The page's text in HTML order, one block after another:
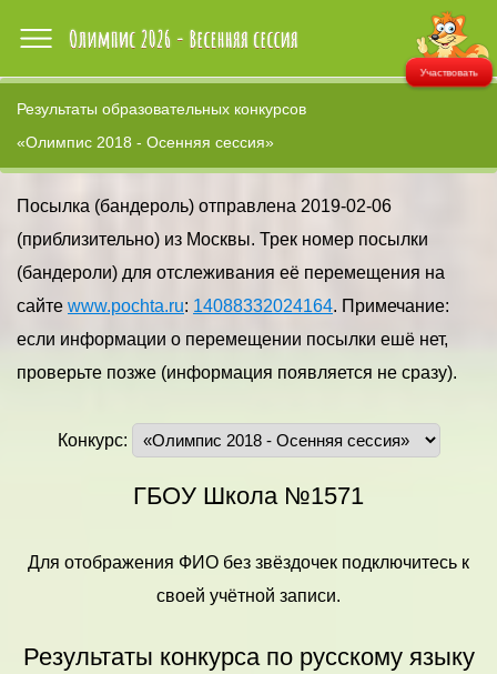
Участвовать
Результаты образовательных конкурсов
«Олимпис 2018 - Осенняя сессия»
Посылка (бандероль) отправлена 2019-02-06
(приблизительно) из Москвы. Трек номер посылки
(бандероли) для отслеживания её перемещения на
сайте www.pochta.ru: 14088332024164. Примечание:
если информации о перемещении посылки ешё нет,
проверьте позже (информация появляется не сразу).
Конкурс:
ГБОУ Школа №1571
Для отображения ФИО без звёздочек подключитесь к
своей учётной записи.
Результаты конкурса по русскому языку